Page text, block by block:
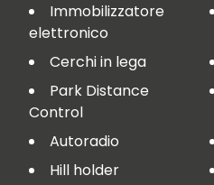
Immobilizzatore
elettronico
Cerchi in lega
Park Distance
Control
Autoradio
Hill holder